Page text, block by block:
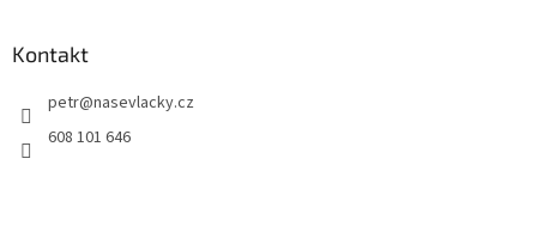
Kontakt
petr@nasevlacky.cz
608 101 646